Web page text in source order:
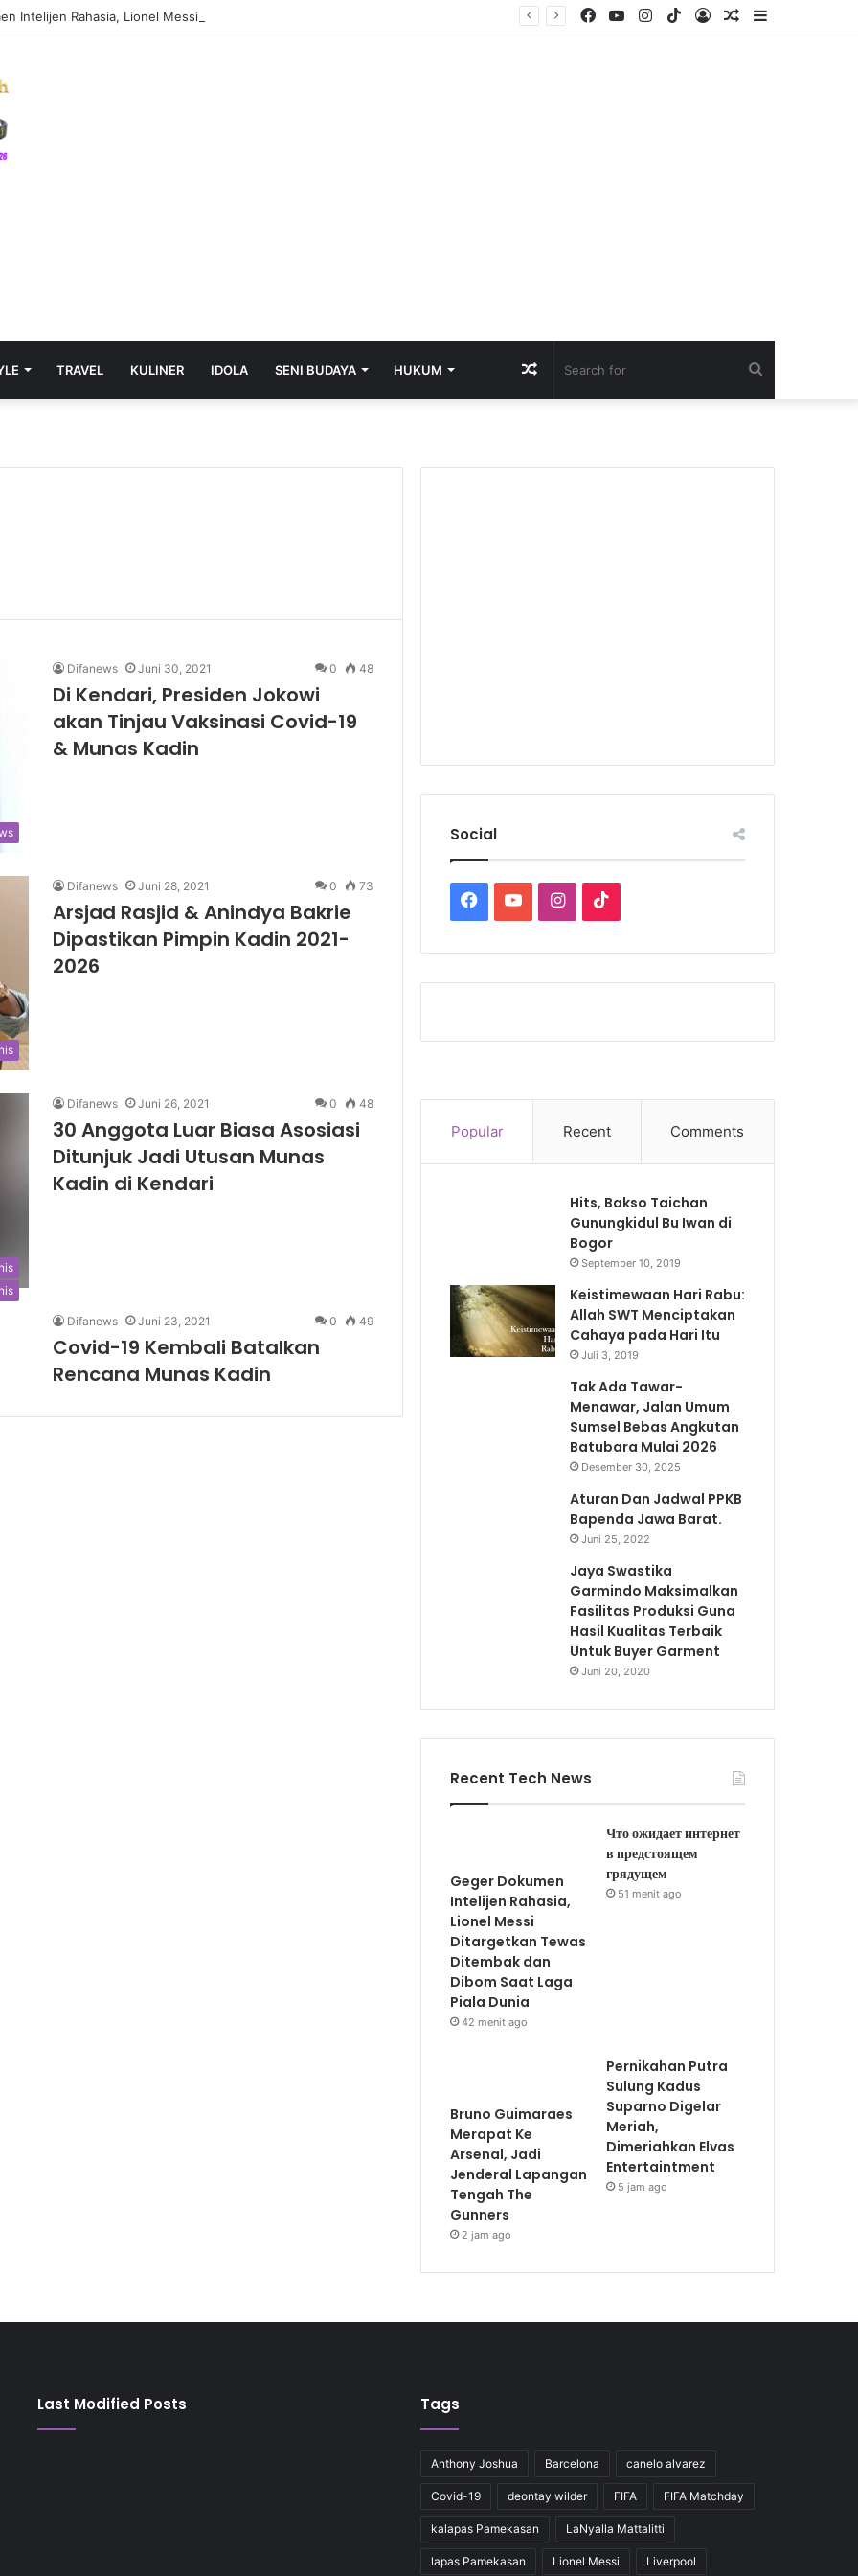
Sidebar
Random
Log
TikTok
Instagram
YouTube
Facebook
TRAVEL KULINER IDOLA SENI BUDAYA HUKUM Random
Difanews Juni 30, 2021 0 48
Di Kendari, Presiden Jokowi
akan Tinjau Vaksinasi Covid-19
& Munas Kadin
Difanews Juni 28, 2021 0 73
Arsjad Rasjid & Anindya Bakrie
Dipastikan Pimpin Kadin 2021-
2026
Difanews Juni 26, 2021 0 48
30 Anggota Luar Biasa Asosiasi
Ditunjuk Jadi Utusan Munas
Kadin di Kendari
Difanews Juni 23, 2021 0 49
Covid-19 Kembali Batalkan
Rencana Munas Kadin
Social
Facebook
YouTubeInstagram
Popular Recent Comments
Hits, Bakso Taichan
Gunungkidul Bu Iwan di
Bogor
September 10, 2019
Keistimewaan Hari Rabu:
Allah SWT Menciptakan
Cahaya pada Hari Itu
Juli 3, 2019
Tak Ada Tawar-
Menawar, Jalan Umum
Sumsel Bebas Angkutan
Batubara Mulai 2026
Desember 30, 2025
Aturan Dan Jadwal PPKB
Bapenda Jawa Barat.
Juni 25, 2022
Jaya Swastika
Garmindo Maksimalkan
Fasilitas Produksi Guna
Hasil Kualitas Terbaik
Untuk Buyer Garment
Juni 20, 2020
Recent Tech News
Geger Dokumen
Intelijen Rahasia,
Lionel Messi
Ditargetkan Tewas
Ditembak dan
Dibom Saat Laga
Piala Dunia
42 menit ago
Что ожидает интернет
в предстоящем
грядущем
51 menit ago
Bruno Guimaraes
Merapat Ke
Arsenal, Jadi
Jenderal Lapangan
Tengah The
Gunners
2 jam ago
Pernikahan Putra
Sulung Kadus
Suparno Digelar
Meriah,
Dimeriahkan Elvas
Entertaintment
5 jam ago
Last Modified Posts Tags
Anthony Joshua Barcelona canelo alvarez
Covid-19 deontay wilder FIFA FIFA Matchday
kalapas Pamekasan LaNyalla Mattalitti
lapas Pamekasan Lionel Messi Liverpool